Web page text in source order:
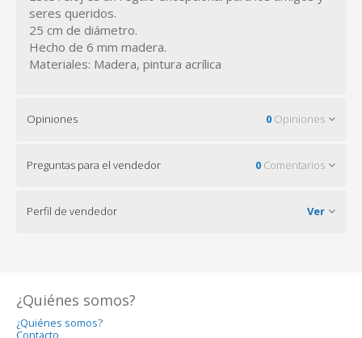
seres queridos.
25 cm de diámetro.
Hecho de 6 mm madera.
Materiales: Madera, pintura acrílica
Opiniones 0 Opiniones
Preguntas para el vendedor 0 Comentarios
Perfil de vendedor Ver
¿Quiénes somos?
¿Quiénes somos?